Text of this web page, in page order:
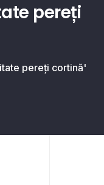
pereți
pereți cortină'